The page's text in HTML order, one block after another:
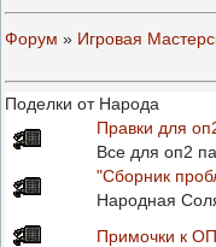
Форум » Игровая
Поделки от Народа
Правки для
Все для оп2
"Сборник
Народная
Примочки к